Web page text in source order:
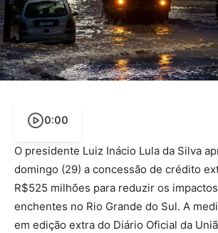
0:00
O presidente Luiz Inácio Lula da Silva
domingo (29) a concessão de crédito
R$525 milhões para reduzir os
enchentes no Rio Grande do Sul. A
em edição extra do Diário Oficial da